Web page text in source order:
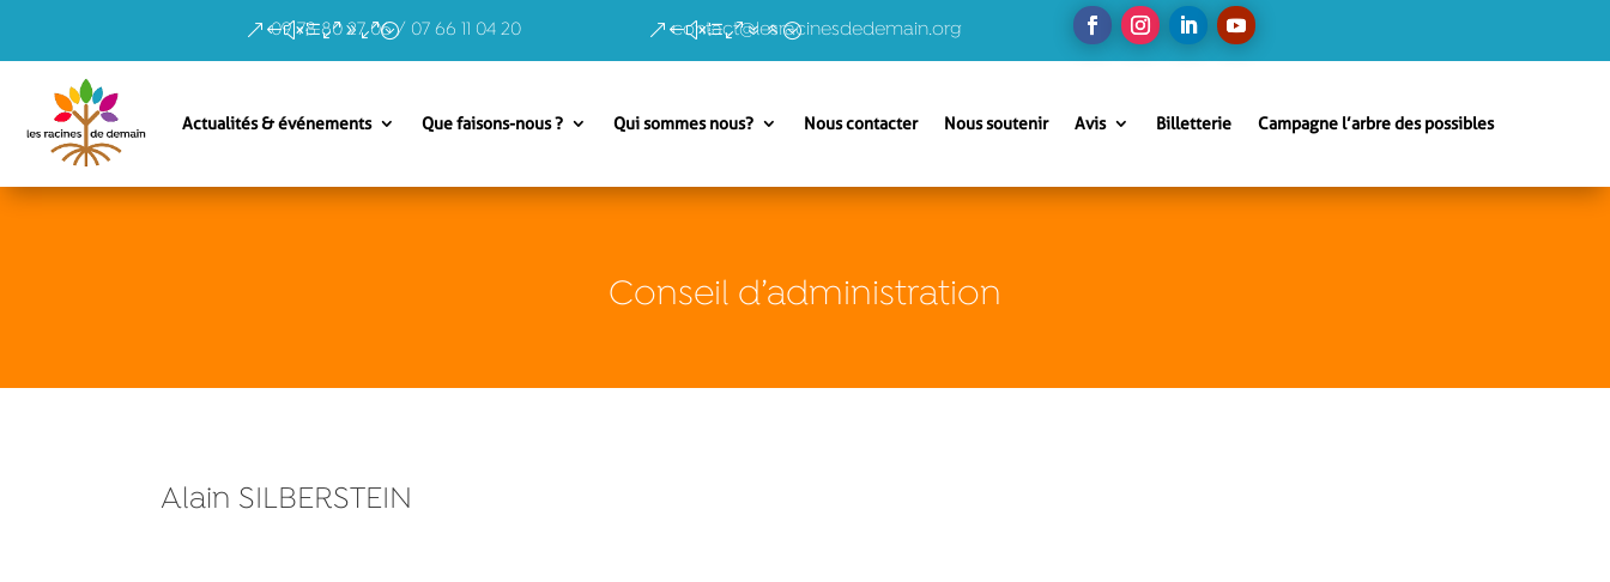
09 78 80 27 06 / 07 66 11 04 20 contact@lesracinesdedemain.org
Actualités & événements Que faisons-nous ? Qui sommes nous? Nous contacter Nous soutenir Avis Billetterie Campagne l’arbre des possibles
Conseil d’administration
Alain SILBERSTEIN